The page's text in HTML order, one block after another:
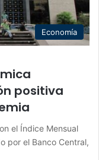
Economía
positiva
el Índice Mensual
por el Banco Central,